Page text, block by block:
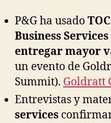
P&G ha usado TOC
Business Services
entregar mayor
un evento de
Summit). Goldratt
Entrevistas y
services